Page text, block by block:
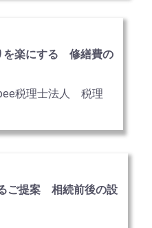
を楽にする 修繕費の
bee税理士法人 税理
ご提案 相続前後の設